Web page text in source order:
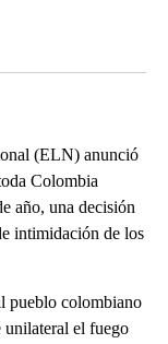
(ELN) anunció
Colombia
año, una decisión
intimidación de los
pueblo colombiano
unilateral el fuego